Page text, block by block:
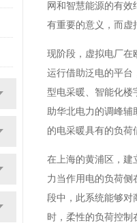
网和智慧能源的有
有重要的意义，而虚
现阶段，虚拟电厂在
运行借助泛电的平台
型电采暖、智能化楼
助华北电力的调峰辅
的电采暖具有的负荷
在上海的黄浦区，建
力当作用电的负荷侧
段中，此系统能够对
时，柔性的负荷控制